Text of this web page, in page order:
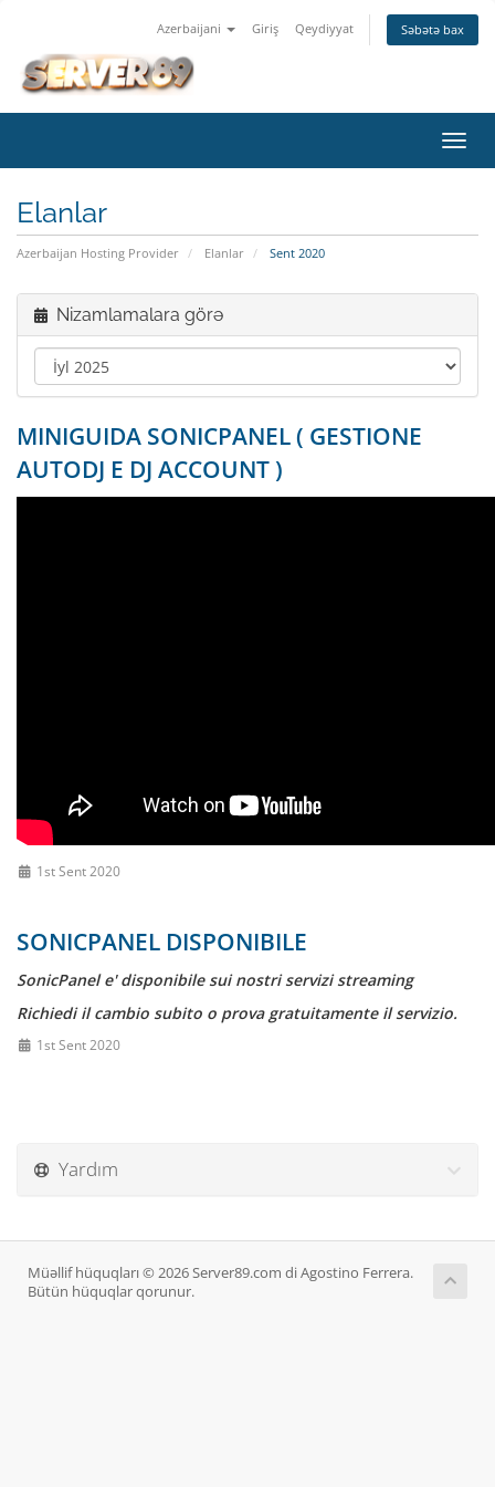
Azerbaijani Giriş Qeydiyyat Səbətə bax
keçid
Elanlar
Azerbaijan Hosting Provider Elanlar Sent 2020
Nizamlamalara görə
MINIGUIDA SONICPANEL ( GESTIONE
AUTODJ E DJ ACCOUNT )
1st Sent 2020
SONICPANEL DISPONIBILE
SonicPanel e' disponibile sui nostri servizi streaming
Richiedi il cambio subito o prova gratuitamente il servizio.
1st Sent 2020
Yardım
Müəllif hüquqları © 2026 Server89.com di Agostino Ferrera.
Bütün hüquqlar qorunur.